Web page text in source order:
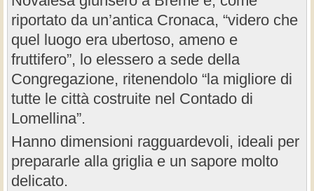
riportato da un’antica Cronaca, “videro che
quel luogo era ubertoso, ameno e
fruttifero”, lo elessero a sede della
Congregazione, ritenendolo “la migliore di
tutte le città costruite nel Contado di
Lomellina”.
Hanno dimensioni ragguardevoli, ideali per
prepararle alla griglia e un sapore molto
delicato.